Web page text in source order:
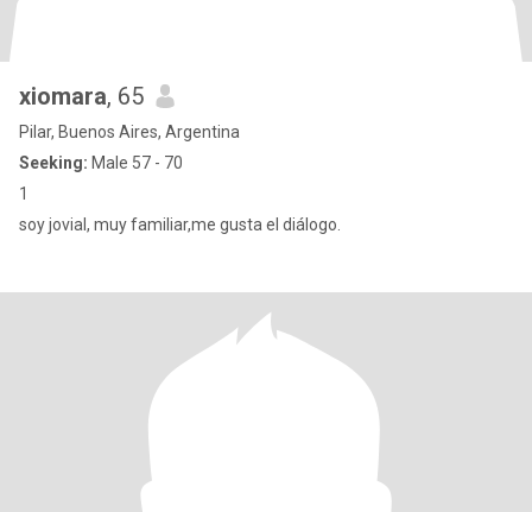
xiomara, 65
Pilar, Buenos Aires, Argentina
Seeking: Male 57 - 70
1
soy jovial, muy familiar,me gusta el diálogo.